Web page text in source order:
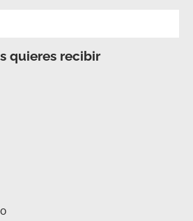
quieres recibir